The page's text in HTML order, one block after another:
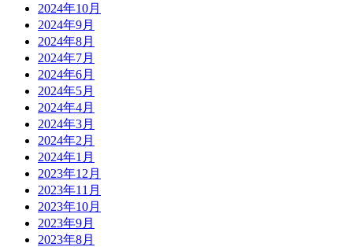
2024年10月
2024年9月
2024年8月
2024年7月
2024年6月
2024年5月
2024年4月
2024年3月
2024年2月
2024年1月
2023年12月
2023年11月
2023年10月
2023年9月
2023年8月